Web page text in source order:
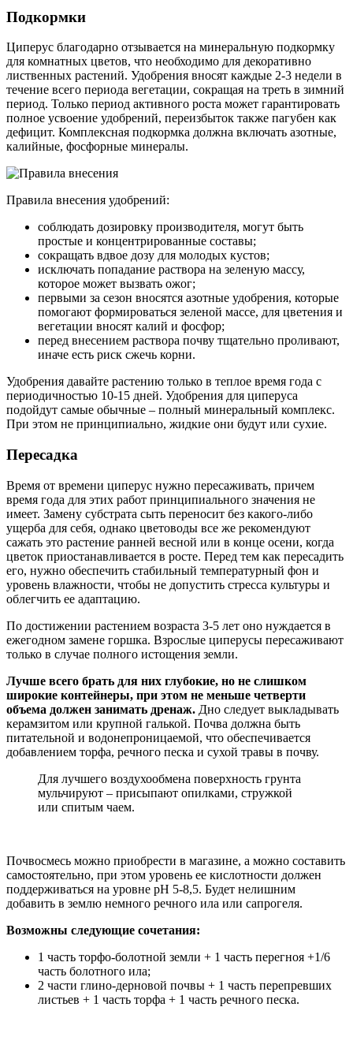
Подкормки
Циперус благодарно отзывается на минеральную подкормку
для комнатных цветов, что необходимо для декоративно
лиственных растений. Удобрения вносят каждые 2-3 недели в
течение всего периода вегетации, сокращая на треть в зимний
период. Только период активного роста может гарантировать
полное усвоение удобрений, переизбыток также пагубен как
дефицит. Комплексная подкормка должна включать азотные,
калийные, фосфорные минералы.
Правила внесения удобрений:
соблюдать дозировку производителя, могут быть
простые и концентрированные составы;
сокращать вдвое дозу для молодых кустов;
исключать попадание раствора на зеленую массу,
которое может вызвать ожог;
первыми за сезон вносятся азотные удобрения, которые
помогают формироваться зеленой массе, для цветения и
вегетации вносят калий и фосфор;
перед внесением раствора почву тщательно проливают,
иначе есть риск сжечь корни.
Удобрения давайте растению только в теплое время года с
периодичностью 10-15 дней. Удобрения для циперуса
подойдут самые обычные – полный минеральный комплекс.
При этом не принципиально, жидкие они будут или сухие.
Пересадка
Время от времени циперус нужно пересаживать, причем
время года для этих работ принципиального значения не
имеет. Замену субстрата сыть переносит без какого-либо
ущерба для себя, однако цветоводы все же рекомендуют
сажать это растение ранней весной или в конце осени, когда
цветок приостанавливается в росте. Перед тем как пересадить
его, нужно обеспечить стабильный температурный фон и
уровень влажности, чтобы не допустить стресса культуры и
облегчить ее адаптацию.
По достижении растением возраста 3-5 лет оно нуждается в
ежегодном замене горшка. Взрослые циперусы пересаживают
только в случае полного истощения земли.
Лучше всего брать для них глубокие, но не слишком
широкие контейнеры, при этом не меньше четверти
объема должен занимать дренаж. Дно следует выкладывать
керамзитом или крупной галькой. Почва должна быть
питательной и водонепроницаемой, что обеспечивается
добавлением торфа, речного песка и сухой травы в почву.
Для лучшего воздухообмена поверхность грунта
мульчируют – присыпают опилками, стружкой
или спитым чаем.
Почвосмесь можно приобрести в магазине, а можно составить
самостоятельно, при этом уровень ее кислотности должен
поддерживаться на уровне рН 5-8,5. Будет нелишним
добавить в землю немного речного ила или сапрогеля.
Возможны следующие сочетания:
1 часть торфо-болотной земли + 1 часть перегноя +1/6
часть болотного ила;
2 части глино-дерновой почвы + 1 часть перепревших
листьев + 1 часть торфа + 1 часть речного песка.